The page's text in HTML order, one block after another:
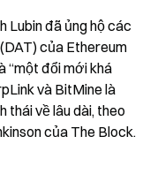
Lubin đã ủng hộ các
của Ethereum
“một đổi mới khá
và BitMine là
thái về lâu dài, theo
của The Block.